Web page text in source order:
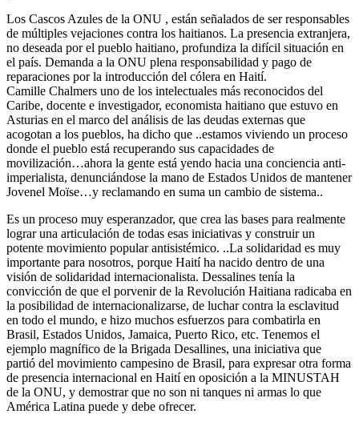
Los Cascos Azules de la ONU , están señalados de ser responsables
de múltiples vejaciones contra los haitianos. La presencia extranjera,
no deseada por el pueblo haitiano, profundiza la difícil situación en
el país. Demanda a la ONU plena responsabilidad y pago de
reparaciones por la introducción del cólera en Haití.
Camille Chalmers uno de los intelectuales más reconocidos del
Caribe, docente e investigador, economista haitiano que estuvo en
Asturias en el marco del análisis de las deudas externas que
acogotan a los pueblos, ha dicho que ..estamos viviendo un proceso
donde el pueblo está recuperando sus capacidades de
movilización…ahora la gente está yendo hacia una conciencia anti-
imperialista, denunciándose la mano de Estados Unidos de mantener
Jovenel Moïse…y reclamando en suma un cambio de sistema..
Es un proceso muy esperanzador, que crea las bases para realmente
lograr una articulación de todas esas iniciativas y construir un
potente movimiento popular antisistémico. ..La solidaridad es muy
importante para nosotros, porque Haití ha nacido dentro de una
visión de solidaridad internacionalista. Dessalines tenía la
convicción de que el porvenir de la Revolución Haitiana radicaba en
la posibilidad de internacionalizarse, de luchar contra la esclavitud
en todo el mundo, e hizo muchos esfuerzos para combatirla en
Brasil, Estados Unidos, Jamaica, Puerto Rico, etc. Tenemos el
ejemplo magnífico de la Brigada Desallines, una iniciativa que
partió del movimiento campesino de Brasil, para expresar otra forma
de presencia internacional en Haití en oposición a la MINUSTAH
de la ONU, y demostrar que no son ni tanques ni armas lo que
América Latina puede y debe ofrecer.